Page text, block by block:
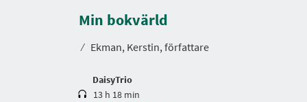
Min bokvärld
⁄ Ekman, Kerstin, författare
DaisyTrio
r
a
i
13 h 18 min